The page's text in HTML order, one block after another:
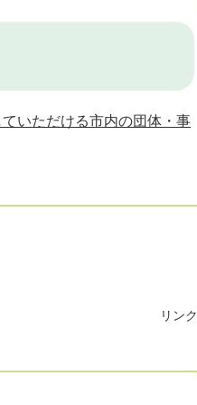
いただける市内の団体・事
リン